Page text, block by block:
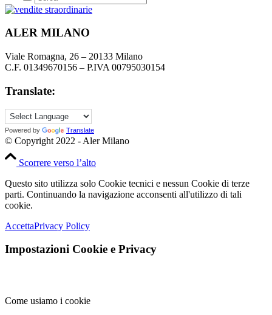
ALER MILANO
Viale Romagna, 26 – 20133 Milano
C.F. 01349670156 – P.IVA 00795030154
Translate:
Powered by Translate
© Copyright 2022 - Aler Milano
Scorrere verso l’alto
Questo sito utilizza solo Cookie tecnici e nessun Cookie di terze
parti. Continuando la navigazione acconsenti all'utilizzo di tali
cookie.
AccettaPrivacy Policy
Impostazioni Cookie e Privacy
Come usiamo i cookie